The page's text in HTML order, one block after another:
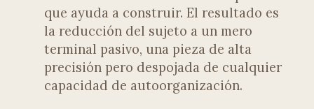
que ayuda a construir. El resultado es
la reducción del sujeto a un mero
terminal pasivo, una pieza de alta
precisión pero despojada de cualquier
capacidad de autoorganización.